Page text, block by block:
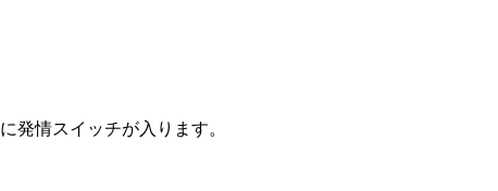
発情スイッチが入ります。